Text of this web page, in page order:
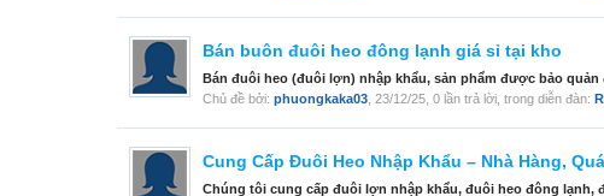
Bán buôn đuôi heo đông lạnh giá sỉ tại kho
Bán đuôi heo (đuôi lợn) nhập khẩu, sản phẩm được bảo
Chủ đề bởi: phuongkaka03 23/12/25 , 0 lần trả lời, trong diễn đàn:
Cung Cấp Đuôi Heo Nhập Khẩu – Nhà Hàng,
Chúng tôi cung cấp đuôi lợn nhập khẩu, đuôi heo đông lạnh,